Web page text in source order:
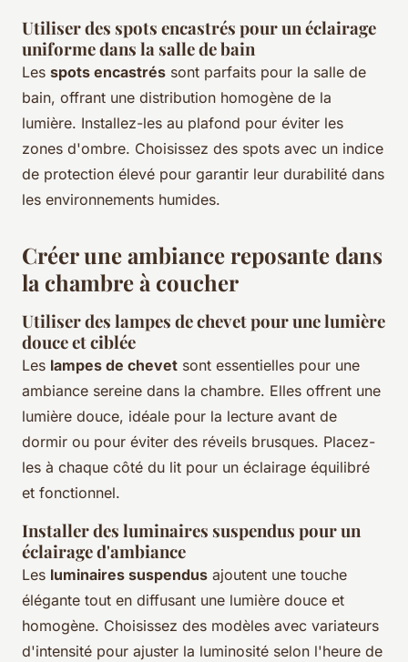
Utiliser des spots encastrés pour un éclairage
uniforme dans la salle de bain
Les spots encastrés sont parfaits pour la salle de
bain, offrant une distribution homogène de la
lumière. Installez-les au plafond pour éviter les
zones d'ombre. Choisissez des spots avec un indice
de protection élevé pour garantir leur durabilité dans
les environnements humides.
Créer une ambiance reposante dans
la chambre à coucher
Utiliser des lampes de chevet pour une lumière
douce et ciblée
Les lampes de chevet sont essentielles pour une
ambiance sereine dans la chambre. Elles offrent une
lumière douce, idéale pour la lecture avant de
dormir ou pour éviter des réveils brusques. Placez-
les à chaque côté du lit pour un éclairage équilibré
et fonctionnel.
Installer des luminaires suspendus pour un
éclairage d'ambiance
Les luminaires suspendus ajoutent une touche
élégante tout en diffusant une lumière douce et
homogène. Choisissez des modèles avec variateurs
d'intensité pour ajuster la luminosité selon l'heure de